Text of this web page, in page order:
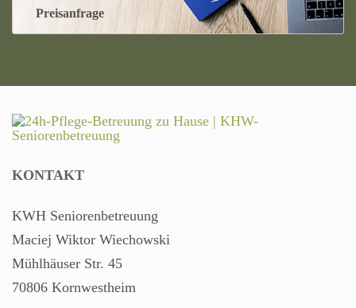
Preisanfrage
KONTAKT
KWH Seniorenbetreuung
Maciej Wiktor Wiechowski
Mühlhäuser Str. 45
70806 Kornwestheim